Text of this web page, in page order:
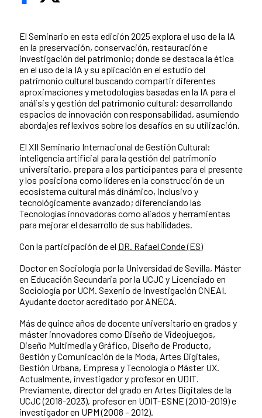
El Seminario en esta edición 2025 explora el uso de la IA
en la preservación, conservación, restauración e
investigación del patrimonio; donde se destaca la ética
en el uso de la IA y su aplicación en el estudio del
patrimonio cultural buscando compartir diferentes
aproximaciones y metodologías basadas en la IA para el
análisis y gestión del patrimonio cultural; desarrollando
espacios de innovación con responsabilidad, asumiendo
abordajes reflexivos sobre los desafíos en su utilización.
El XII Seminario Internacional de Gestión Cultural:
inteligencia artificial para la gestión del patrimonio
universitario, prepara a los participantes para el presente
y los posiciona como líderes en la construcción de un
ecosistema cultural más dinámico, inclusivo y
tecnológicamente avanzado; diferenciando las
Tecnologías innovadoras como aliados y herramientas
para mejorar el desarrollo de sus habilidades.
Con la participación de el DR. Rafael Conde (ES)
Doctor en Sociología por la Universidad de Sevilla, Máster
en Educación Secundaria por la UCJC y Licenciado en
Sociología por UCM. Sexenio de investigación CNEAI.
Ayudante doctor acreditado por ANECA.
Más de quince años de docente universitario en grados y
máster innovadores como Diseño de Videojuegos,
Diseño Multimedia y Gráfico, Diseño de Producto,
Gestión y Comunicación de la Moda, Artes Digitales,
Gestión Urbana, Empresa y Tecnología o Máster UX.
Actualmente, investigador y profesor en UDIT.
Previamente, director del grado en Artes Digitales de la
UCJC (2018-2023), profesor en UDIT-ESNE (2010-2019) e
investigador en UPM (2008 – 2012).